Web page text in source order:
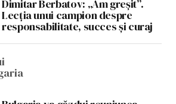
Dimitar Berbatov: „Am greșit”.
Lecția unui campion despre
responsabilitate, succes și curaj